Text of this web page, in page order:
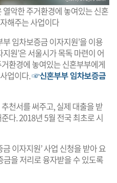
열악한 주거환경에 놓여있는 신혼
해주는 사업이다
임차보증금 이자지원’을 이용
원’은 서울시가 목독 마련이 어
환경에 놓여있는 신혼부부에게
업이다.☞신혼부부 임차보증금
천서를 써주고, 실제 대출을 받
다. 2018년 5월 전국 최초로 시
이자지원’ 사업 신청을 받아 요
을 저리로 융자받을 수 있도록